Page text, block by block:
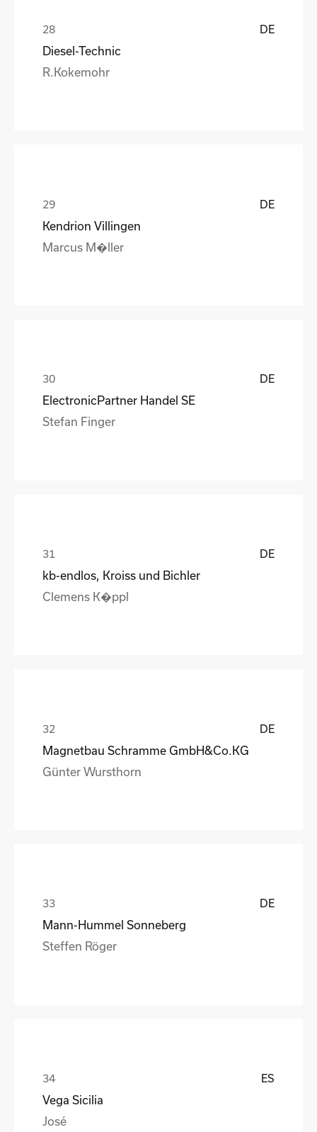
DE
Diesel-Technic
R.Kokemohr
DE
Kendrion Villingen
Marcus M�ller
DE
ElectronicPartner Handel SE
Stefan Finger
DE
kb-endlos, Kroiss und Bichler
Clemens K�ppl
DE
Magnetbau Schramme GmbH&Co.KG
Günter Wursthorn
DE
Mann-Hummel Sonneberg
Steffen Röger
ES
Vega Sicilia
José